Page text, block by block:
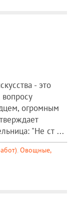
- это
огромным
"Не ст ...
, Овощные,